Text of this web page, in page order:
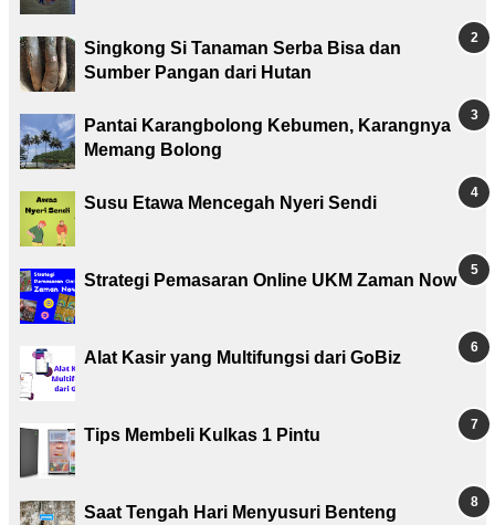
Singkong Si Tanaman Serba Bisa dan
Sumber Pangan dari Hutan
Pantai Karangbolong Kebumen, Karangnya
Memang Bolong
Susu Etawa Mencegah Nyeri Sendi
Strategi Pemasaran Online UKM Zaman Now
Alat Kasir yang Multifungsi dari GoBiz
Tips Membeli Kulkas 1 Pintu
Saat Tengah Hari Menyusuri Benteng